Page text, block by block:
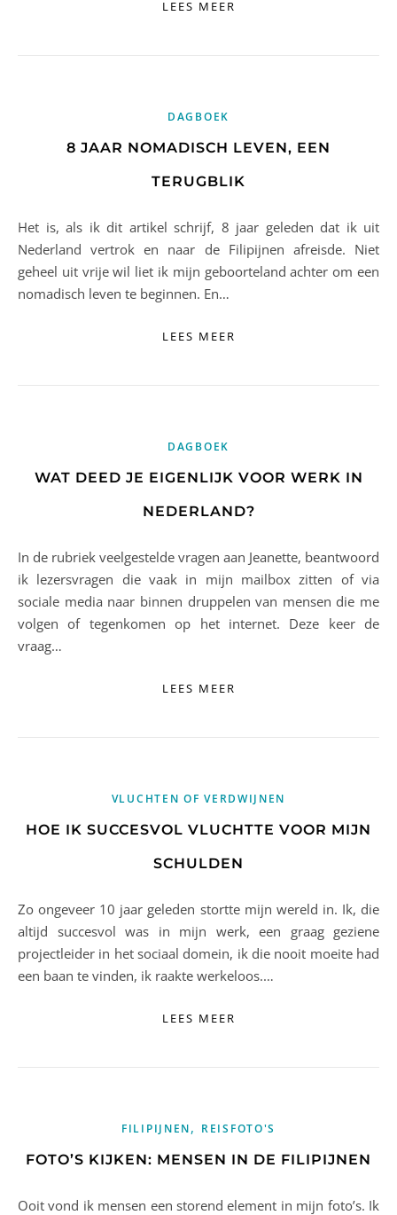
LEES MEER
DAGBOEK
8 JAAR NOMADISCH LEVEN, EEN
TERUGBLIK
Het is, als ik dit artikel schrijf, 8 jaar geleden dat ik uit
Nederland vertrok en naar de Filipijnen afreisde. Niet
geheel uit vrije wil liet ik mijn geboorteland achter om een
nomadisch leven te beginnen. En…
LEES MEER
DAGBOEK
WAT DEED JE EIGENLIJK VOOR WERK IN
NEDERLAND?
In de rubriek veelgestelde vragen aan Jeanette, beantwoord
ik lezersvragen die vaak in mijn mailbox zitten of via
sociale media naar binnen druppelen van mensen die me
volgen of tegenkomen op het internet. Deze keer de
vraag…
LEES MEER
VLUCHTEN OF VERDWIJNEN
HOE IK SUCCESVOL VLUCHTTE VOOR MIJN
SCHULDEN
Zo ongeveer 10 jaar geleden stortte mijn wereld in. Ik, die
altijd succesvol was in mijn werk, een graag geziene
projectleider in het sociaal domein, ik die nooit moeite had
een baan te vinden, ik raakte werkeloos.…
LEES MEER
FILIPIJNEN, REISFOTO'S
FOTO’S KIJKEN: MENSEN IN DE FILIPIJNEN
Ooit vond ik mensen een storend element in mijn foto’s. Ik